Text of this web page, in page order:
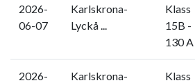
2026-
06-07
Karlskrona-
Lyckå ...
Klass
15B -
130 A
2026-
Karlskrona-
Klass